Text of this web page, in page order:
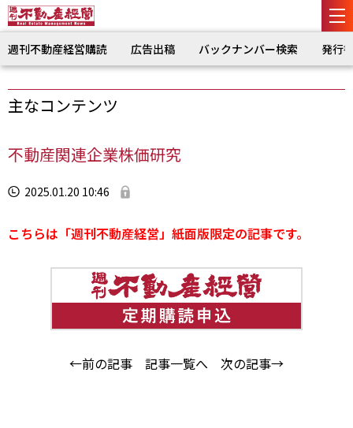
週刊不動産経営購読 広告出稿 バックナンバー検索 発行
主なコンテンツ
不動産関連企業株価研究
2025.01.20 10:46
こちらは「週刊不動産経営」紙面版限定の記事です。
←前の記事 記事一覧へ 次の記事→